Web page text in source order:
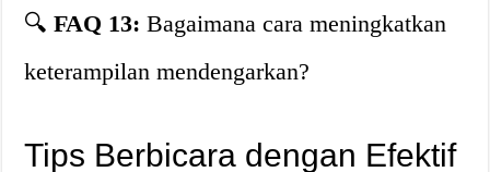
🔍FAQ 13: Bagaimana cara meningkatkan
keterampilan mendengarkan?
Tips Berbicara dengan Efektif